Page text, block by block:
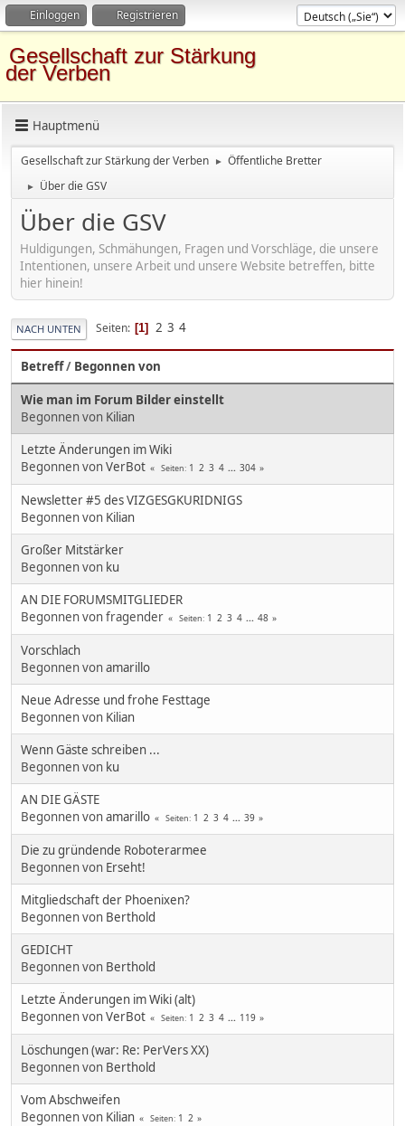
Einloggen Registrieren
Gesellschaft zur Stärkung
der Verben
Hauptmenü
Gesellschaft zur Stärkung der Verben ► Öffentliche Bretter
► Über die GSV
Über die GSV
Huldigungen, Schmähungen, Fragen und Vorschläge, die unsere
Intentionen, unsere Arbeit und unsere Website betreffen, bitte
hier hinein!
NACH UNTEN Seiten 1 2 3 4
Betreff/ Begonnen von
Wie man im Forum Bilder einstellt
Begonnen von Kilian
Letzte Änderungen im Wiki
Begonnen vonVerBot Seiten 1 2 3 4 ... 304
Newsletter #5 des VIZGESGKURIDNIGS
Begonnen von Kilian
Großer Mitstärker
Begonnen von ku
AN DIE FORUMSMITGLIEDER
Begonnen von fragender
Seiten 1 2 3 4 ... 48
Vorschlach
Begonnen vonamarillo
Neue Adresse und frohe Festtage
Begonnen von Kilian
Wenn Gäste schreiben ...
Begonnen von ku
AN DIE GÄSTE
Begonnen vonamarillo Seiten 1 2 3 4 ... 39
Die zu gründende Roboterarmee
Begonnen von Erseht!
Mitgliedschaft der Phoenixen?
Begonnen von Berthold
GEDICHT
Begonnen von Berthold
Letzte Änderungen im Wiki (alt)
Begonnen vonVerBot Seiten 1 2 3 4 ... 119
Löschungen (war: Re: PerVers XX)
Begonnen von Berthold
Vom Abschweifen
Begonnen von Kilian Seiten 1 2